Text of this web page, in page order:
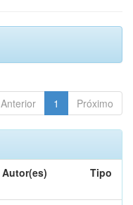
Anterior 1 Próximo
Autor(es) Tipo